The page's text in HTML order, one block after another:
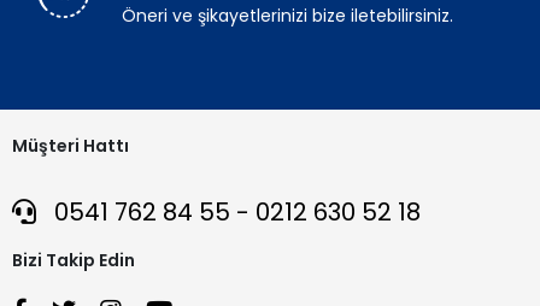
Öneri ve şikayetlerinizi bize iletebilirsiniz.
Müşteri Hattı
0541 762 84 55 - 0212 630 52 18
Bizi Takip Edin